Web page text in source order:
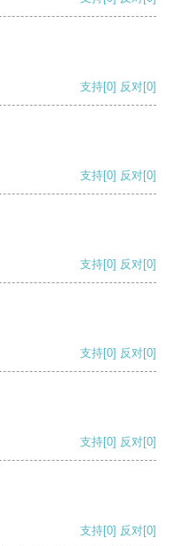
支持[0] 反对[0]
支持[0] 反对[0]
支持[0] 反对[0]
支持[0] 反对[0]
支持[0] 反对[0]
支持[0] 反对[0]